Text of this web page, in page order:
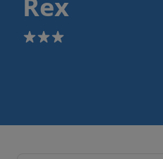
3